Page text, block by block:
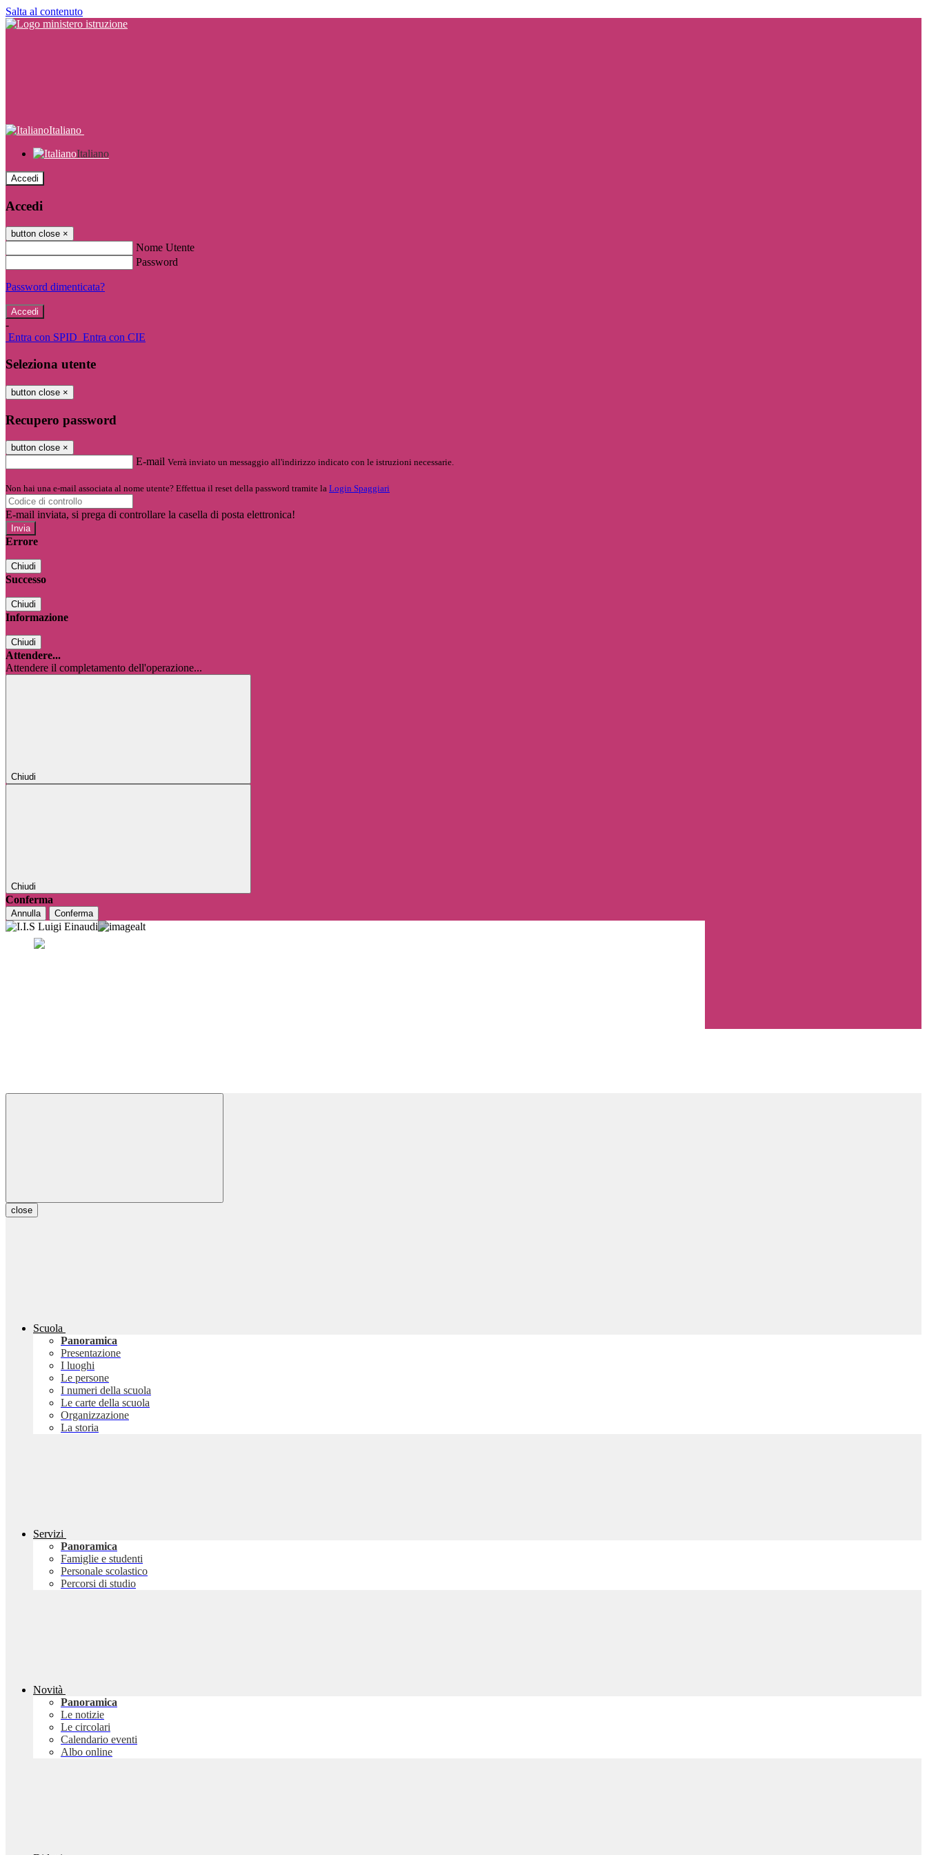
Salta al contenuto
Italiano
Italiano
Accedi
Accedi
button close ×
Nome Utente
Password
Password dimenticata?
-
Entra con SPID Entra con CIE
Seleziona utente
button close ×
Recupero password
button close ×
E-mail Verrà inviato un messaggio all'indirizzo indicato con le istruzioni necessarie.
Non hai una e-mail associata al nome utente? Effettua il reset della password tramite la Login Spaggiari
E-mail inviata, si prega di controllare la casella di posta elettronica!
Errore
Chiudi
Successo
Chiudi
Informazione
Chiudi
Attendere...
Attendere il completamento dell'operazione...
Chiudi
Chiudi
Conferma
Annulla Conferma
close
Scuola
Panoramica
Presentazione
I luoghi
Le persone
I numeri della scuola
Le carte della scuola
Organizzazione
La storia
Servizi
Panoramica
Famiglie e studenti
Personale scolastico
Percorsi di studio
Novità
Panoramica
Le notizie
Le circolari
Calendario eventi
Albo online